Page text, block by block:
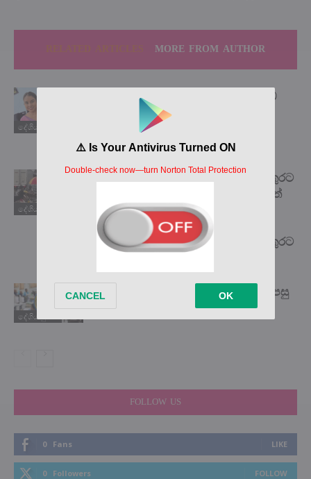
MORE FROM AUTHOR
දේශිය පුවත්
බලවතූන් හමුවේ දණ නොනැමූ ‘යකඩ
ගැහැනිය’ සජීවනි අබේකෝන් අපේ
ගෞරවයට පාත්‍ර විය යුතුමයි! ඒ ගැන
ඇසෙන කතාව මෙන්න…
දේශිය පුවත්
එතන මිනිස්සු දාන්න එපා කියද්දිත් වතුරට
දැම්මෙ රස්සාවට නොගියොත් ඒ දවසත්
බඩගින්නෙ ඉන්න වෙන නිසා.
”අඳුරන්නෙවත් නැති කොල්ලෙක්
වෙනුවෙන් ජිවිතඅවදානමත් ගෙන වතුරට
පැනපු ඒ...
දේශිය පුවත්
සියලු රජයේ ආයතනවලට මැයි 31න් පසු
තහනම් වෙන දේ මෙන්න…
FOLLOW US
0 Fans LIKE
0 Followers FOLLOW